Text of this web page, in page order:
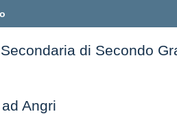
di Secondo
Angri